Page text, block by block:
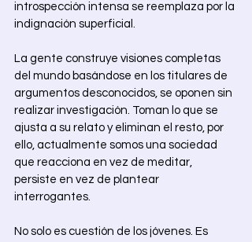
introspección intensa se reemplaza por la
indignación superficial.
La gente construye visiones completas
del mundo basándose en los titulares de
argumentos desconocidos, se oponen sin
realizar investigación. Toman lo que se
ajusta a su relato y eliminan el resto, por
ello, actualmente somos una sociedad
que reacciona en vez de meditar,
persiste en vez de plantear
interrogantes.
No solo es cuestión de los jóvenes. Es